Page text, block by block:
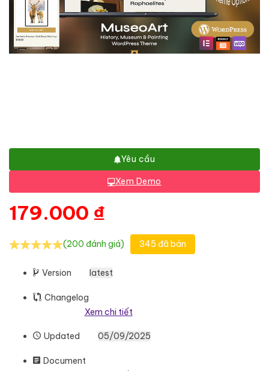
Yêu cầu
Xem Demo
179.000 ₫
(200 đánh giá) 345 đã bán
Version latest
Changelog
Xem chi tiết
Updated 05/09/2025
Document